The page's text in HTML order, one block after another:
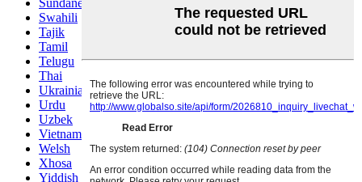
Sundanese
Swahili
Tajik
Tamil
Telugu
Thai
Ukrainian
Urdu
Uzbek
Vietnamese
Welsh
Xhosa
Yiddish